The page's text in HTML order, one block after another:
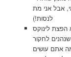
אבל אני מת
לנסות!)
הפצת לינוקס
לחקור
אתם עושים